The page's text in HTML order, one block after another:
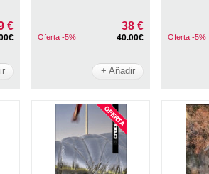
€ 38 €
Oferta -5% 40.00€
+ Añadir
Oferta -5%